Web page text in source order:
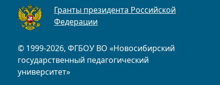
© 1999-2026, ФГБОУ ВО «Новосибирский
государственный педагогический
университет»
Гранты президента Российской
Федерации